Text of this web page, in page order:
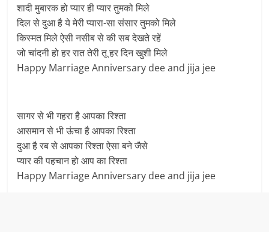
शादी मुबारक हो प्यार ही प्यार तुमको मिले
दिल से दुआ है ये मेरी प्यारा-सा संसार तुमको मिले
किस्मत मिले ऐसी नसीब से की सब देखते रहें
जो चांदनी हो हर रात तेरी तू हर दिन खुशी मिले
Happy Marriage Anniversary dee and jija jee
सागर से भी गहरा है आपका रिश्ता
आसमान से भी ऊंचा है आपका रिश्ता
दुआ है रब से आपका रिश्ता ऐसा बने जैसे
प्यार की पहचान हो आप का रिश्ता
Happy Marriage Anniversary dee and jija jee